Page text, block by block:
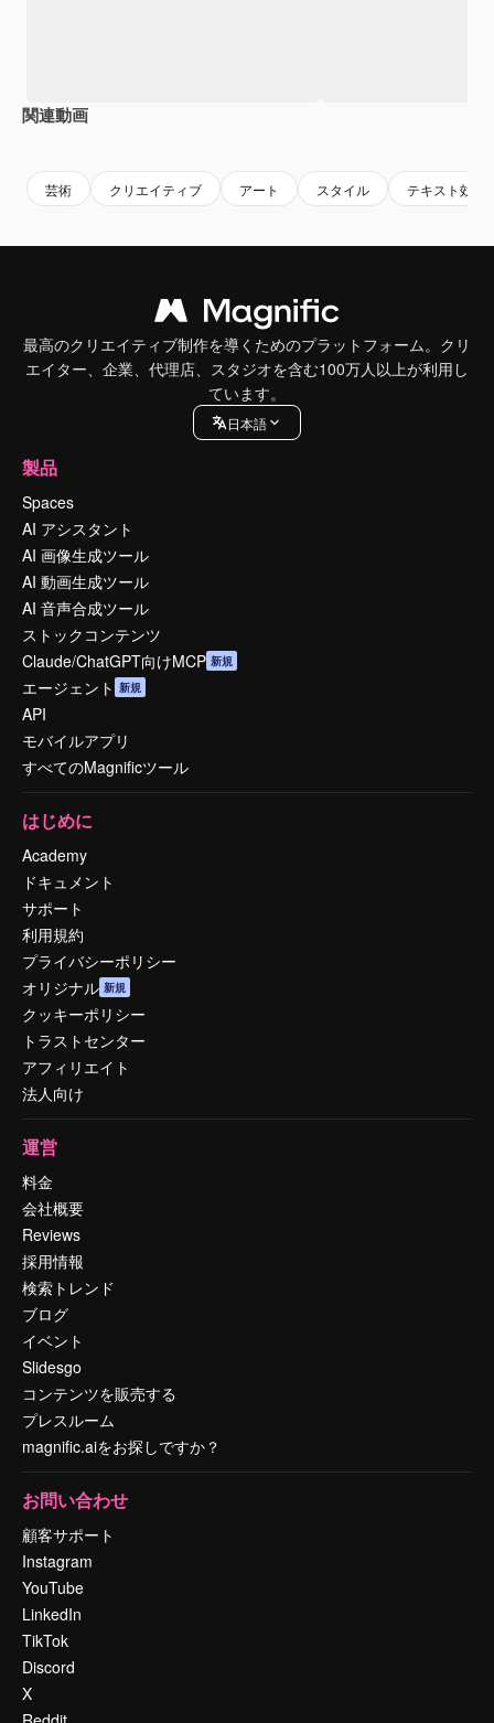
関連動画
芸術 クリエイティブ アート スタイル テキスト効果
最高のクリエイティブ制作を導くためのプラットフォーム。クリ
エイター、企業、代理店、スタジオを含む100万人以上が利用し
ています。
日本語
製品
Spaces
AI アシスタント
AI 画像生成ツール
AI 動画生成ツール
AI 音声合成ツール
ストックコンテンツ
Claude/ChatGPT向けMCP 新規
エージェント 新規
API
モバイルアプリ
すべてのMagnificツール
はじめに
Academy
ドキュメント
サポート
利用規約
プライバシーポリシー
オリジナル 新規
クッキーポリシー
トラストセンター
アフィリエイト
法人向け
運営
料金
会社概要
Reviews
採用情報
検索トレンド
ブログ
イベント
Slidesgo
コンテンツを販売する
プレスルーム
magnific.aiをお探しですか？
お問い合わせ
顧客サポート
Instagram
YouTube
LinkedIn
TikTok
Discord
X